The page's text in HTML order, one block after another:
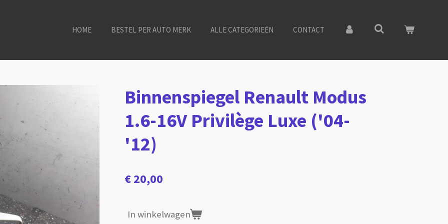
HOME BESTEL PER AUTO MERK ALLE CATEGORIEËN CONTACT
Binnenspiegel Renault Modus
1.6-16V Privilège Luxe ('04-
'12)
€ 20,00
In winkelwagen